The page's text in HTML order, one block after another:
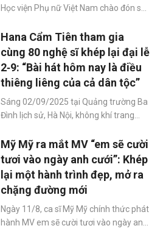
Học viện Phụ nữ Việt Nam chào đón sự
Việt Nam 2025 Ngô Thị Trâm Anh.
Người đẹp trở lại giảng đường trong vai
trò một sinh viên, mang đến nhiều cảm
xúc cho thầy cô và các bạn trẻ.
Hana Cẩm Tiên tham gia
cùng 80 nghệ sĩ khép lại đại lễ
2‑9: “Bài hát hôm nay là điều
thiêng liêng của cả dân tộc”
Sáng 02/09/2025 tại Quảng trường Ba
Đình lịch sử, Hà Nội, không khí trang
dân tộc khi hàng chục nghìn người dân
và du khách tụ họp để chứng kiến Lễ
diễu binh, diễu hành kỷ niệm 80 năm
Cách mạng Tháng Tám và Quốc khánh
2‑9. Trong khuôn khổ chương trình
nghệ thuật đặc biệt khép lại đại lễ, Hana
Cẩm Tiên — một nghệ sĩ trẻ đang được
Mỹ Mỹ ra mắt MV “em sẽ cười
tươi vào ngày anh cưới”: Khép
lại một hành trình đẹp, mở ra
chặng đường mới
Ngày 11/8, ca sĩ Mỹ Mỹ chính thức phát
hành MV em sẽ cười tươi vào ngày anh